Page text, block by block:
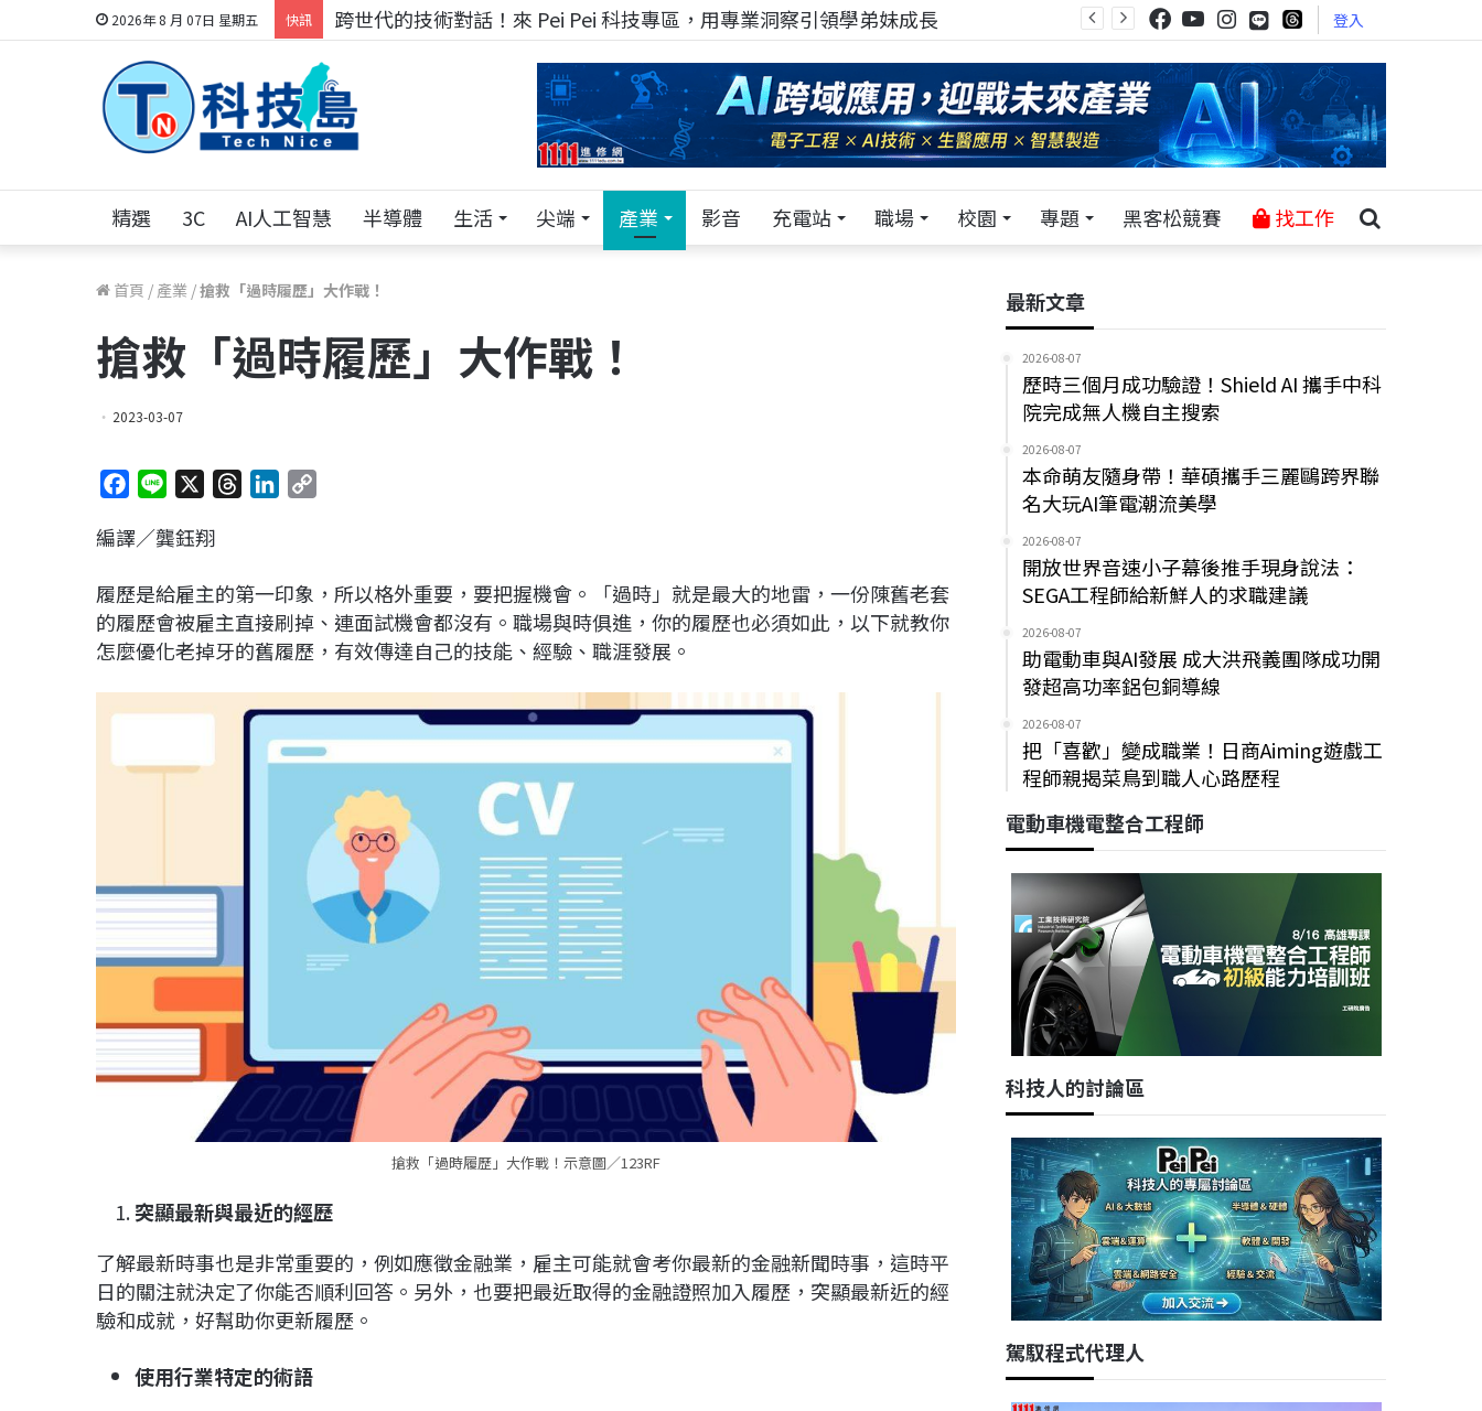
2026年 8 月 07日 星期五 快訊 跨世代的技術對話！來 Pei Pei 科技專區，用專業洞察引領學弟妹成長 登入
精選 3C AI人工智慧 半導體 生活 尖端 產業 影音 充電站 職場 校園 專題 黑客松競賽 找工作
首頁 / 產業 /搶救「過時履歷」大作戰！
搶救「過時履歷」大作戰！
2023-03-07
c
b
o
o
n
a
d
s
e
d
I
L
i
n
編譯∕龔鈺翔
履歷是給雇主的第一印象，所以格外重要，要把握機會。「過時」就是最大的地雷，一份陳舊老套
的履歷會被雇主直接刷掉、連面試機會都沒有。職場與時俱進，你的履歷也必須如此，以下就教你
怎麼優化老掉牙的舊履歷，有效傳達自己的技能、經驗、職涯發展。
搶救「過時履歷」大作戰！示意圖／123RF
突顯最新與最近的經歷
了解最新時事也是非常重要的，例如應徵金融業，雇主可能就會考你最新的金融新聞時事，這時平
日的關注就決定了你能否順利回答。另外，也要把最近取得的金融證照加入履歷，突顯最新近的經
驗和成就，好幫助你更新履歷。
使用行業特定的術語
最新文章
2026-08-07
歷時三個月成功驗證！Shield AI 攜手中科
院完成無人機自主搜索
2026-08-07
本命萌友隨身帶！華碩攜手三麗鷗跨界聯
名大玩AI筆電潮流美學
2026-08-07
開放世界音速小子幕後推手現身說法：
SEGA工程師給新鮮人的求職建議
2026-08-07
助電動車與AI發展 成大洪飛義團隊成功開
發超高功率鋁包銅導線
2026-08-07
把「喜歡」變成職業！日商Aiming遊戲工
程師親揭菜鳥到職人心路歷程
電動車機電整合工程師
科技人的討論區
駕馭程式代理人